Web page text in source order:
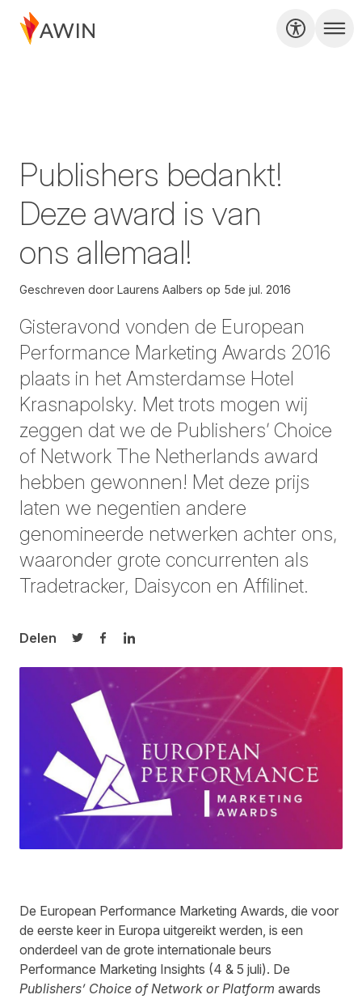
Publishers bedankt!
Deze award is van
ons allemaal!
Geschreven door Laurens Aalbers op 5de jul. 2016
Gisteravond vonden de European
Performance Marketing Awards 2016
plaats in het Amsterdamse Hotel
Krasnapolsky. Met trots mogen wij
zeggen dat we de Publishers’ Choice
of Network The Netherlands award
hebben gewonnen! Met deze prijs
laten we negentien andere
genomineerde netwerken achter ons,
waaronder grote concurrenten als
Tradetracker, Daisycon en Affilinet.
Delen
Delen op Twitter
Delen op Facebook
Delen op LinkedIn
De European Performance Marketing Awards, die voor
de eerste keer in Europa uitgereikt werden, is een
onderdeel van de grote internationale beurs
Performance Marketing Insights (4 & 5 juli). De
Publishers’ Choice of Network or Platform awards